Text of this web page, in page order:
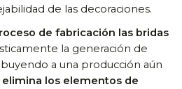
de las decoraciones.
de fabricación las bridas
la generación de
a una producción aún
elimina los elementos de